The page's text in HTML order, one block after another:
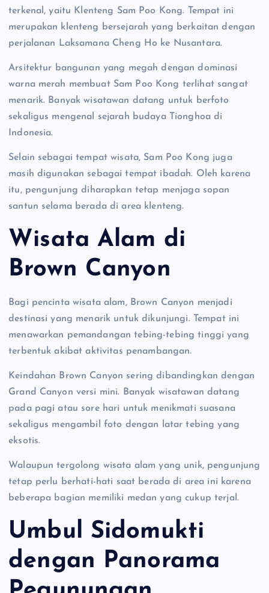
terkenal, yaitu Klenteng Sam Poo Kong. Tempat ini
merupakan klenteng bersejarah yang berkaitan dengan
perjalanan Laksamana Cheng Ho ke Nusantara.
Arsitektur bangunan yang megah dengan dominasi
warna merah membuat Sam Poo Kong terlihat sangat
menarik. Banyak wisatawan datang untuk berfoto
sekaligus mengenal sejarah budaya Tionghoa di
Indonesia.
Selain sebagai tempat wisata, Sam Poo Kong juga
masih digunakan sebagai tempat ibadah. Oleh karena
itu, pengunjung diharapkan tetap menjaga sopan
santun selama berada di area klenteng.
Wisata Alam di
Brown Canyon
Bagi pencinta wisata alam, Brown Canyon menjadi
destinasi yang menarik untuk dikunjungi. Tempat ini
menawarkan pemandangan tebing-tebing tinggi yang
terbentuk akibat aktivitas penambangan.
Keindahan Brown Canyon sering dibandingkan dengan
Grand Canyon versi mini. Banyak wisatawan datang
pada pagi atau sore hari untuk menikmati suasana
sekaligus mengambil foto dengan latar tebing yang
eksotis.
Walaupun tergolong wisata alam yang unik, pengunjung
tetap perlu berhati-hati saat berada di area ini karena
beberapa bagian memiliki medan yang cukup terjal.
Umbul Sidomukti
dengan Panorama